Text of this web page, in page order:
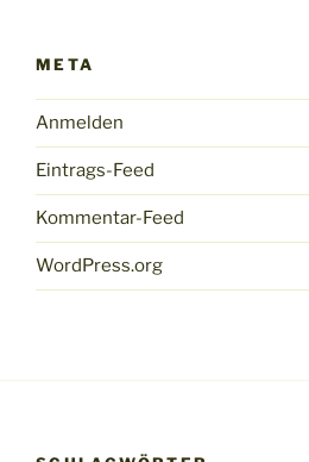
META
Anmelden
Eintrags-Feed
Kommentar-Feed
WordPress.org